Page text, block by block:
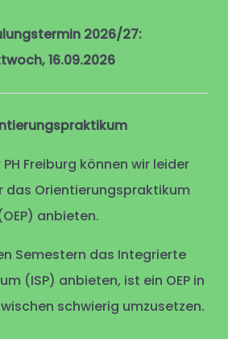
2026/27:
16.09.2026
Freiburg können wir leider
das Orientierungspraktikum
anbieten.
Semestern das Integrierte
(ISP) anbieten, ist ein OEP in
schwierig umzusetzen.